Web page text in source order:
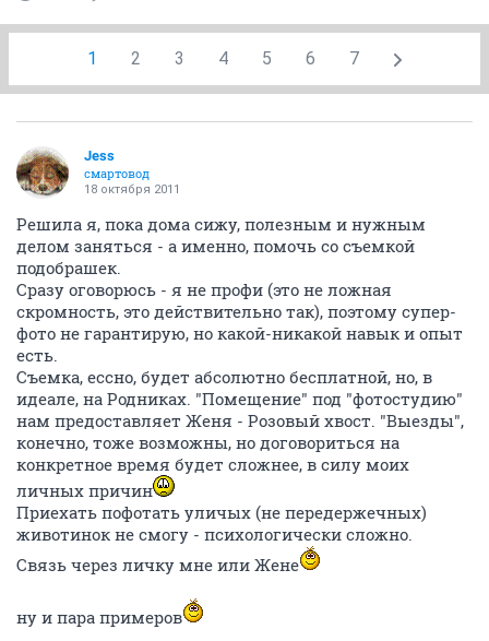
1 2 3 4 5 6 7
Jess
смартовод
18 октября 2011
Решила я, пока дома сижу, полезным и нужным
делом заняться - а именно, помочь со съемкой
подобрашек.
Сразу оговорюсь - я не профи (это не ложная
скромность, это действительно так), поэтому супер-
фото не гарантирую, но какой-никакой навык и опыт
есть.
Съемка, ессно, будет абсолютно бесплатной, но, в
идеале, на Родниках. "Помещение" под "фотостудию"
нам предоставляет Женя - Розовый хвост. "Выезды",
конечно, тоже возможны, но договориться на
конкретное время будет сложнее, в силу моих
личных причин
Приехать пофотать уличых (не передержечных)
животинок не смогу - психологически сложно.
Связь через личку мне или Жене
ну и пара примеров